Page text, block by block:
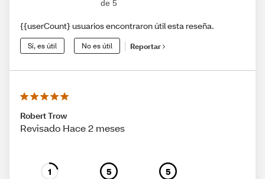
de 5
{{userCount} usuarios encontraron útil esta reseña.
Sí, es útil No es útil Reportar
Robert Trow
Revisado Hace 2 meses
1 5 5